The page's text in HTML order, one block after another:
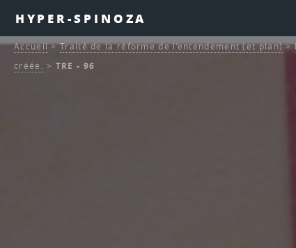
HYPER-SPINOZA
Accueil>Traité de la réforme de l’entendement (et plan)>
créée. > TRE - 96